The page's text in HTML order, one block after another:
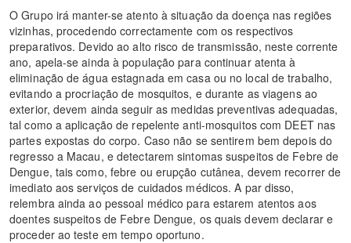
O Grupo irá manter-se atento à situação da doença nas regiões
vizinhas, procedendo correctamente com os respectivos
preparativos. Devido ao alto risco de transmissão, neste corrente
ano, apela-se ainda à população para continuar atenta à
eliminação de água estagnada em casa ou no local de trabalho,
evitando a procriação de mosquitos, e durante as viagens ao
exterior, devem ainda seguir as medidas preventivas adequadas,
tal como a aplicação de repelente anti-mosquitos com DEET nas
partes expostas do corpo. Caso não se sentirem bem depois do
regresso a Macau, e detectarem sintomas suspeitos de Febre de
Dengue, tais como, febre ou erupção cutânea, devem recorrer de
imediato aos serviços de cuidados médicos. A par disso,
relembra ainda ao pessoal médico para estarem atentos aos
doentes suspeitos de Febre Dengue, os quais devem declarar e
proceder ao teste em tempo oportuno.